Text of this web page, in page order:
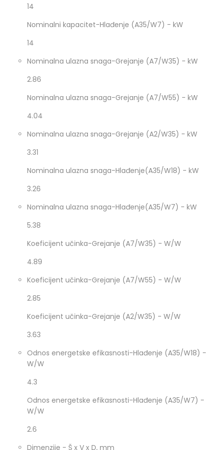
14
Nominalni kapacitet-Hlađenje (A35/W7) - kW
14
Nominalna ulazna snaga-Grejanje (A7/W35) - kW
2.86
Nominalna ulazna snaga-Grejanje (A7/W55) - kW
4.04
Nominalna ulazna snaga-Grejanje (A2/W35) - kW
3.31
Nominalna ulazna snaga-Hlađenje(A35/W18) - kW
3.26
Nominalna ulazna snaga-Hlađenje(A35/W7) - kW
5.38
Koeficijent učinka-Grejanje (A7/W35) - W/W
4.89
Koeficijent učinka-Grejanje (A7/W55) - W/W
2.85
Koeficijent učinka-Grejanje (A2/W35) - W/W
3.63
Odnos energetske efikasnosti-Hlađenje (A35/W18) -
W/W
4.3
Odnos energetske efikasnosti-Hlađenje (A35/W7) -
W/W
2.6
Dimenzije - Š x V x D, mm